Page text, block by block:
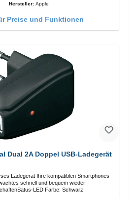
Hersteller: Apple
Preise und Funktionen
Dual 2A Doppel USB-Ladegerät
Ladegerät Ihre kompatiblen Smartphones
schnell und bequem wieder
LED Farbe: Schwarz